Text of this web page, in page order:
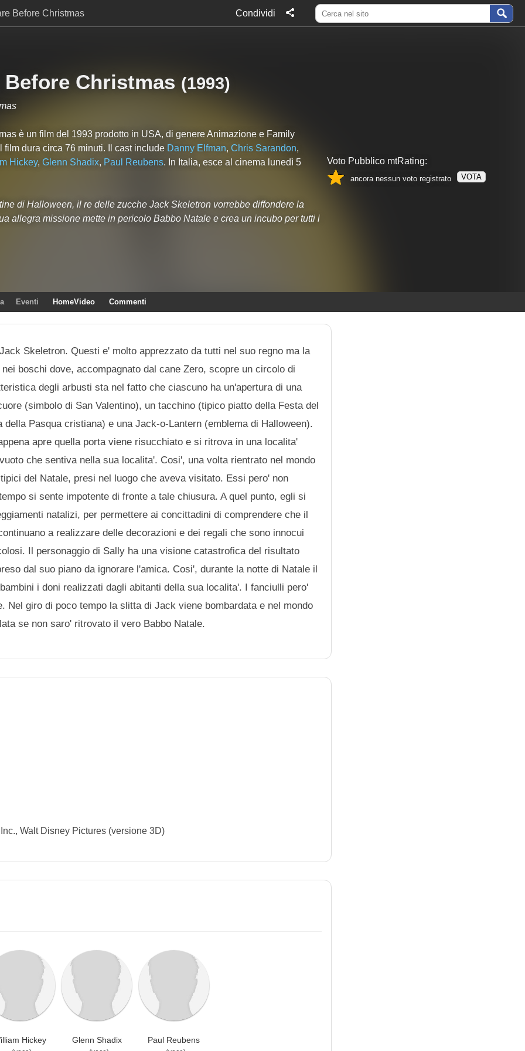
Before Christmas Condividi
Christmas (1993)
è un film del 1993 prodotto in USA, di genere Animazione e Family
film dura circa 76minuti. Il cast include Danny Elfman, Chris Sarandon,
Hickey, Glenn Shadix, Paul Reubens. In Italia, esce al cinema lunedì 5
di Halloween, il re delle zucche Jack Skeletron vorrebbe diffondere la
allegra missione mette in pericolo Babbo Natale e crea un incubo per tutti i
Voto Pubblico mtRating:
ancora nessun voto registrato VOTA
Eventi HomeVideo Commenti
Skeletron. Questi e' molto apprezzato da tutti nel suo regno ma la
boschi dove, accompagnato dal cane Zero, scopre un circolo di
degli arbusti sta nel fatto che ciascuno ha un'apertura di una
(simbolo di San Valentino), un tacchino (tipico piatto della Festa del
Pasqua cristiana) e una Jack-o-Lantern (emblema di Halloween).
apre quella porta viene risucchiato e si ritrova in una localita'
che sentiva nella sua localita'. Cosi', una volta rientrato nel mondo
del Natale, presi nel luogo che aveva visitato. Essi pero' non
si sente impotente di fronte a tale chiusura. A quel punto, egli si
natalizi, per permettere ai concittadini di comprendere che il
a realizzare delle decorazioni e dei regali che sono innocui
Il personaggio di Sally ha una visione catastrofica del risultato
dal suo piano da ignorare l'amica. Cosi', durante la notte di Natale il
i doni realizzati dagli abitanti della sua localita'. I fanciulli pero'
Nel giro di poco tempo la slitta di Jack viene bombardata e nel mondo
se non saro' ritrovato il vero Babbo Natale.
Walt Disney Pictures (versione 3D)
Hickey Glenn Shadix Paul Reubens